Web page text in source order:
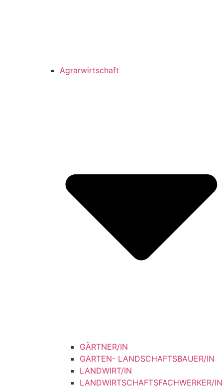
Agrarwirtschaft
GÄRTNER/IN
GARTEN- LANDSCHAFTSBAUER/IN
LANDWIRT/IN
LANDWIRTSCHAFTSFACHWERKER/IN